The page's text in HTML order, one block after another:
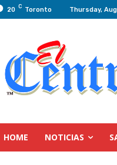
20 C Toronto Thursday,
HOME NOTICIAS